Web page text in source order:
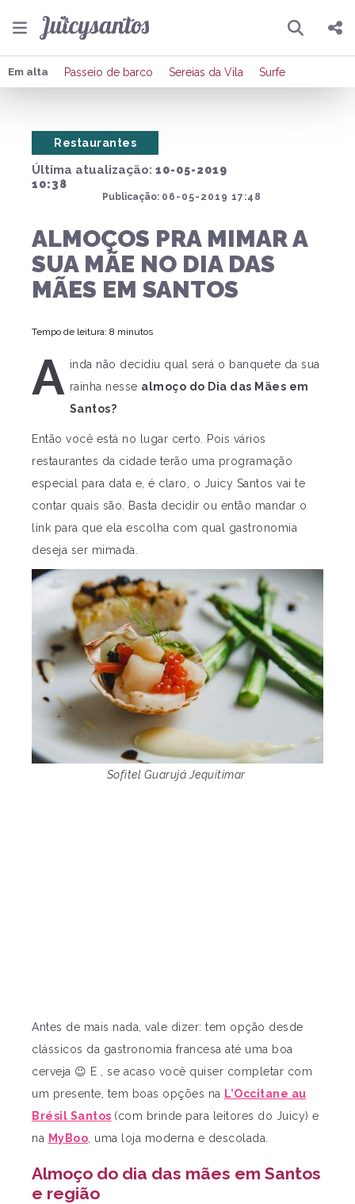
Pesquisar
Compartilhar
Em alta Passeio de barco Sereias da Vila Surfe
Última atualização: 10-05-2019
10:38
Publicação: 06-05-2019 17:48
Restaurantes
ALMOÇOS PRA MIMAR A
SUA MÃE NO DIA DAS
MÃES EM SANTOS
Tempo de leitura: 8 minutos
A inda não decidiu qual será o banquete da sua
rainha nesse almoço do Dia das Mães em
Santos?
Então você está no lugar certo. Pois vários
restaurantes da cidade terão uma programação
especial para data e, é claro, o Juicy Santos vai te
contar quais são. Basta decidir ou então mandar o
link para que ela escolha com qual gastronomia
deseja ser mimada.
Sofitel Guarujá Jequitimar
Antes de mais nada, vale dizer: tem opção desde
clássicos da gastronomia francesa até uma boa
cerveja 😉 E , se acaso você quiser completar com
um presente, tem boas opções na L’Occitane au
Brésil Santos (com brinde para leitores do Juicy) e
na MyBoo , uma loja moderna e descolada.
Almoço do dia das mães em Santos
e região